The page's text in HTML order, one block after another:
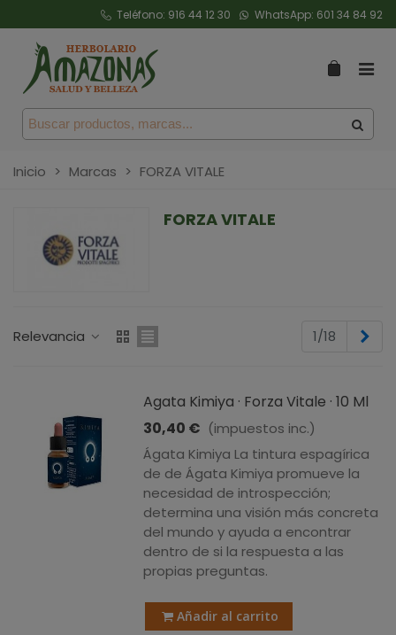
Teléfono: 916 44 12 30 WhatsApp: 601 34 84 92
Inicio > Marcas > FORZA VITALE
FORZA VITALE
Relevancia 1/18
Agata Kimiya · Forza Vitale · 10 Ml
30,40 € (impuestos inc.)
Ágata Kimiya La tintura espagírica
de de Ágata Kimiya promueve la
necesidad de introspección;
determina una visión más concreta
del mundo y ayuda a encontrar
dentro de si la respuesta a las
propias preguntas.
Añadir al carrito